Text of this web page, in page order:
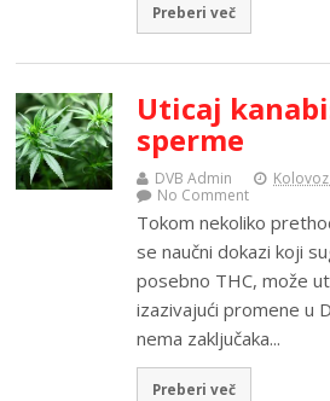
Preberi več
Uticaj
sperme
DVB Admin
No Comment
Tokom nekoliko
se naučni dokazi koji
posebno THC, može
izazivajući promene u
nema zaključaka...
Preberi več